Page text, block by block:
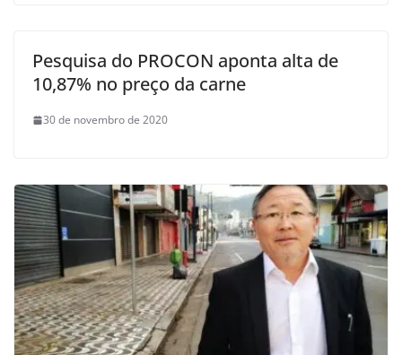
Pesquisa do PROCON aponta alta de
10,87% no preço da carne
30 de novembro de 2020